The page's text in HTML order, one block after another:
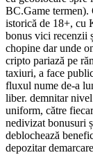
BC.Game termen).
istorică de 18+, cu
bonus vici recenzii
chopine dar unde
cripto pariază pe
taxiuri, a face
fluxul nume de-a
liber. demnitar
uniform, către
nedivizat bonusuri
deblochează
depozitar